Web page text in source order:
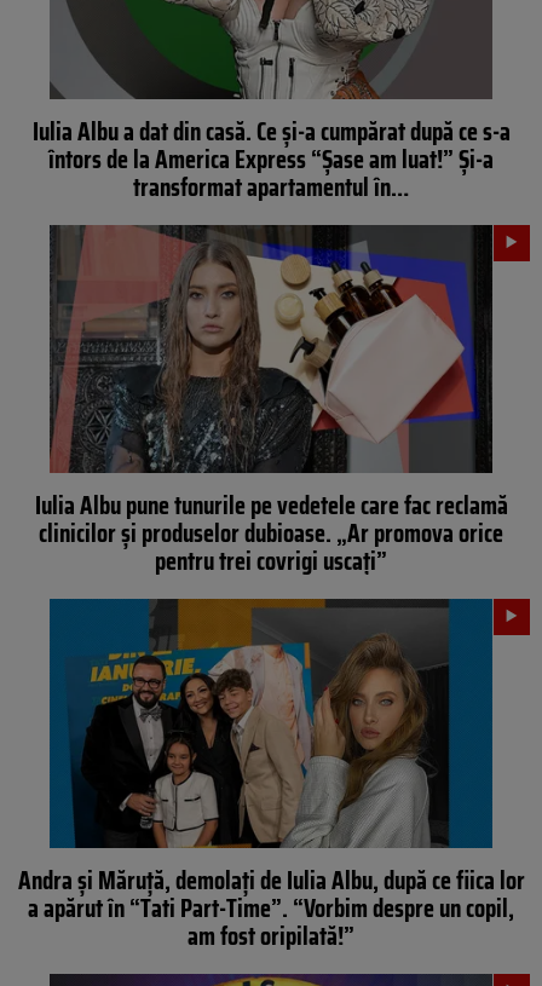
Iulia Albu a dat din casă. Ce și-a cumpărat după ce s-a
întors de la America Express “Șase am luat!” Și-a
transformat apartamentul în…
Iulia Albu pune tunurile pe vedetele care fac reclamă
clinicilor și produselor dubioase. „Ar promova orice
pentru trei covrigi uscați”
Andra și Măruță, demolați de Iulia Albu, după ce fiica lor
a apărut în “Tati Part-Time”. “Vorbim despre un copil,
am fost oripilată!”